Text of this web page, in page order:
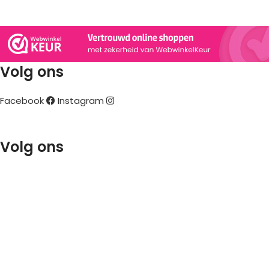
Volg ons
Facebook
Instagram
Volg ons